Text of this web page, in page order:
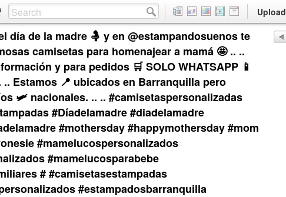
Upload
día de la madre 🤱 y en @estampandosuenos te
camisetas para homenajear a mamá 🤩 .. ..
y para pedidos 🛒 SOLO WHATSAPP 📱
.. Estamos 📍 ubicados en Barranquilla pero
🛩️ nacionales. .. .. #camisetaspersonalizadas
#Díadelamadre #diadelamadre
#mothersday #happymothersday #mom
#mamelucospersonalizados
#mamelucosparabebe
# #camisetasestampadas
#estampadosbarranquilla